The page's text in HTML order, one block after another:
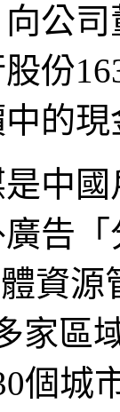
公
份
的
中
告
資
家區
個城